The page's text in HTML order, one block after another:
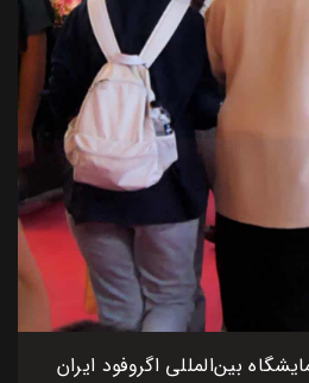
بین‌المللی اگروفود ایران